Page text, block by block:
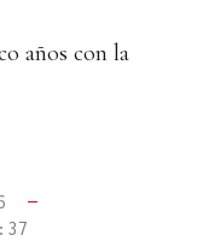
años con la
—